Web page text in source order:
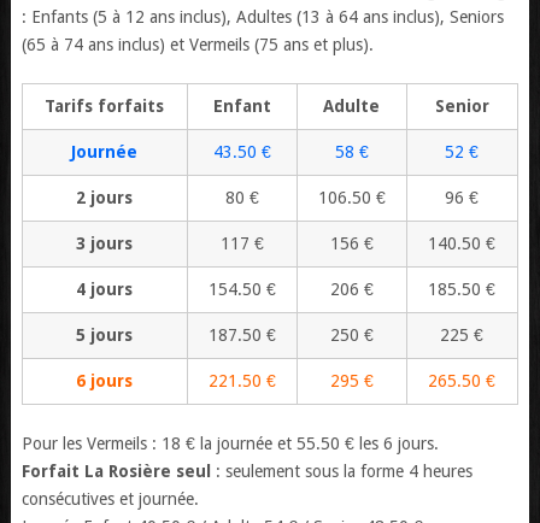
: Enfants (5 à 12 ans inclus), Adultes (13 à 64 ans inclus), Seniors
(65 à 74 ans inclus) et Vermeils (75 ans et plus).
Tarifs forfaits Enfant Adulte Senior
Journée 43.50 € 58 € 52 €
2 jours 80 € 106.50 € 96 €
3 jours 117 € 156 € 140.50 €
4 jours 154.50 € 206 € 185.50 €
5 jours 187.50 € 250 € 225 €
6 jours 221.50 € 295 € 265.50 €
Pour les Vermeils : 18 € la journée et 55.50 € les 6 jours.
Forfait La Rosière seul
: seulement sous la forme 4 heures
consécutives et journée.